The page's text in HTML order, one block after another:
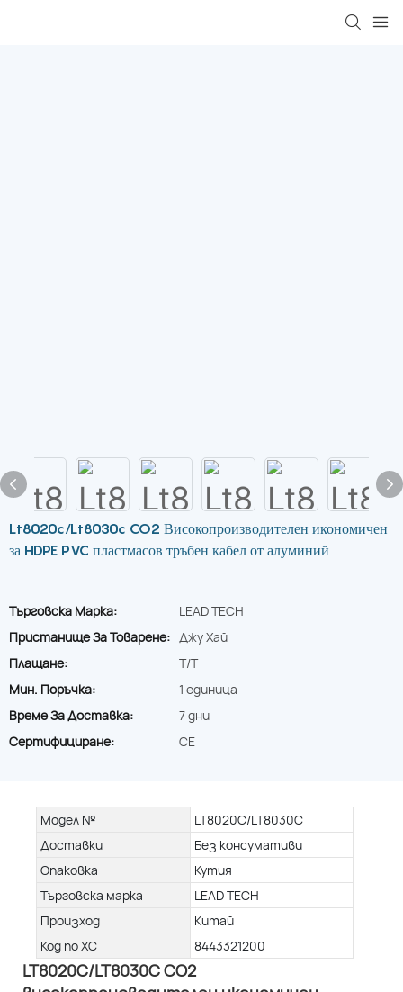
Lt8020c/Lt8030c CO2 Високопроизводителен икономичен
за HDPE PVC пластмасов тръбен кабел от алуминий
Търговска Марка:
LEAD TECH
Пристанище За Товарене: Джу Хай
Плащане:
T/T
Мин. Поръчка:
1 единица
Време За Доставка:
7 дни
Сертифициране:
CE
Модел №
LT8020C/LT8030C
Доставки
Без консумативи
Опаковка
Кутия
Търговска марка
LEAD TECH
Произход
Китай
Код по ХС
8443321200
LT8020C/LT8030C CO2